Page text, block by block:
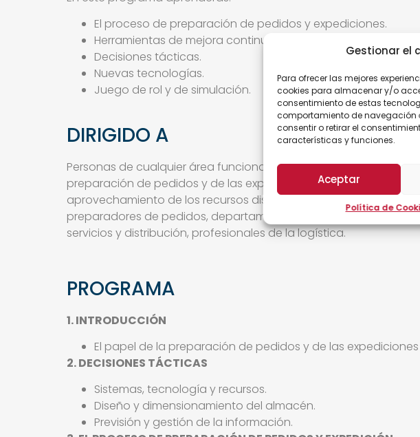
Gestionar el
Para ofrecer las mejores
cookies para almacenar y/o
consentimiento de estas
comportamiento de navegación
consentir o retirar el
características y funciones.
Aceptar
Política de
El proceso de preparación de pedidos y expediciones.
Herramientas de mejora continua y optimización del
Decisiones tácticas.
Nuevas tecnologías.
Juego de rol y de simulación.
DIRIGIDO A
Personas de cualquier área funcional de la empresa con
preparación de pedidos y de las expediciones; y cuyo objetivo
aprovechamiento de los recursos disponibles. Perfiles
preparadores de pedidos, departamento de expediciones,
servicios y distribución, profesionales de la logística.
PROGRAMA
1. INTRODUCCIÓN
El papel de la preparación de pedidos y de las
2. DECISIONES TÁCTICAS
Sistemas, tecnología y recursos.
Diseño y dimensionamiento del almacén.
Previsión y gestión de la información.